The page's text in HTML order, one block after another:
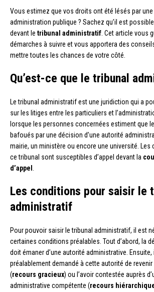
Vous estimez que vos droits ont été lésés par une
administration publique ? Sachez qu’il est
devant le tribunal administratif. Cet article vous
démarches à suivre et vous apportera des
mettre toutes les chances de votre côté.
Qu’est-ce que le tribunal
Le tribunal administratif est une juridiction qui a
sur les litiges entre les particuliers et
lorsque les personnes concernées estiment que
bafoués par une décision d’une autorité
mairie, un ministère ou encore une université. Les
ce tribunal sont susceptibles d’appel devant la
d’appel .
Les conditions pour saisir le
administratif
Pour pouvoir saisir le tribunal administratif, il est
certaines conditions préalables. Tout d’abord, la
doit émaner d’une autorité administrative.
préalablement demandé à cette autorité de
(recours gracieux) ou l’avoir contestée auprès
administrative compétente (recours